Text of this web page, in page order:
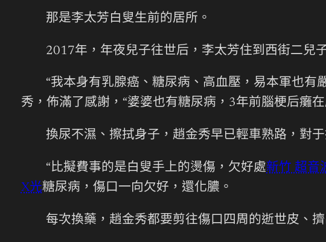
那是李太芳白叟生前的居所。
2017年，年夜兒子往世后，李太芳住到西街二兒
“我本身有乳腺癌、糖尿病、高血壓，易本軍也
秀，佈滿了感謝，“婆婆也有糖尿病，3年前腦梗后癱在
換尿不濕、擦拭身子，趙金秀早已輕車熟路，對
“比擬費事的是白叟手上的燙傷，欠好處新竹 超音
X光糖尿病，傷口一向欠好，還化膿。
每次換藥，趙金秀都要剪往傷口四周的逝世皮、